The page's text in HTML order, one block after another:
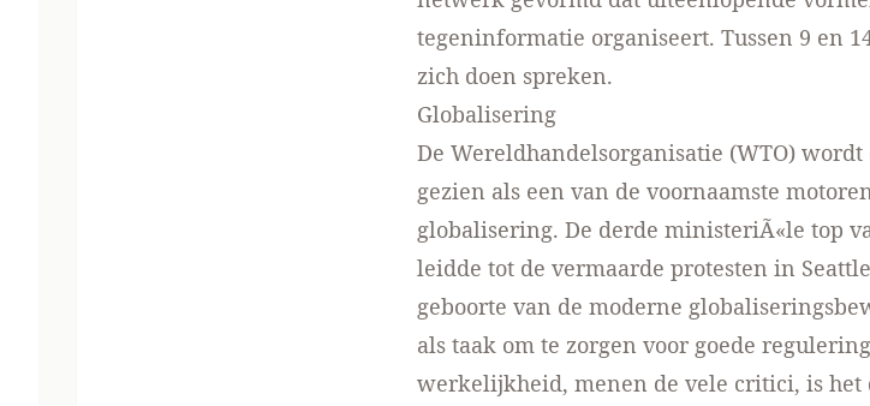
tegeninformatie organiseert. Tussen 9 en
zich doen spreken.
Globalisering
De Wereldhandelsorganisatie (WTO)
gezien als een van de voornaamste
globalisering. De derde ministeriÃ«le top
leidde tot de vermaarde protesten in
geboorte van de moderne
als taak om te zorgen voor goede
werkelijkheid, menen de vele critici, is het